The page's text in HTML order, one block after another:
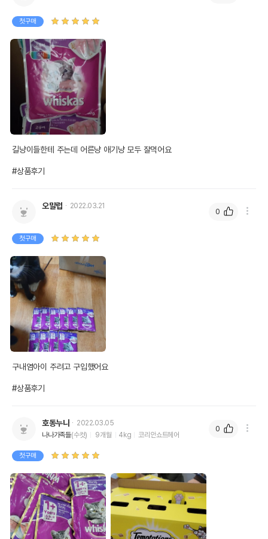
첫구매
길냥이들한테 주는데 어른냥 애기냥 모두 잘먹어요
#상품후기
오말럽 2022.03.21
첫구매
구내염아이 주려고 구입했어요
#상품후기
0
호동누나
2022.03.05
나나가족들(수컷) 9개월 4kg 코리안쇼트헤어
첫구매
0